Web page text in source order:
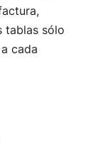
tablas sólo
cada